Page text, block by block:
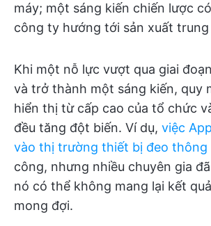
máy; một sáng kiến chiến lược
công ty hướng tới sản xuất
Khi một nỗ lực vượt qua giai
và trở thành một sáng kiến, quy
hiển thị từ cấp cao của tổ chức
đều tăng đột biến. Ví dụ, việc
vào thị trường thiết bị đeo thông
công, nhưng nhiều chuyên gia
nó có thể không mang lại kết
mong đợi.